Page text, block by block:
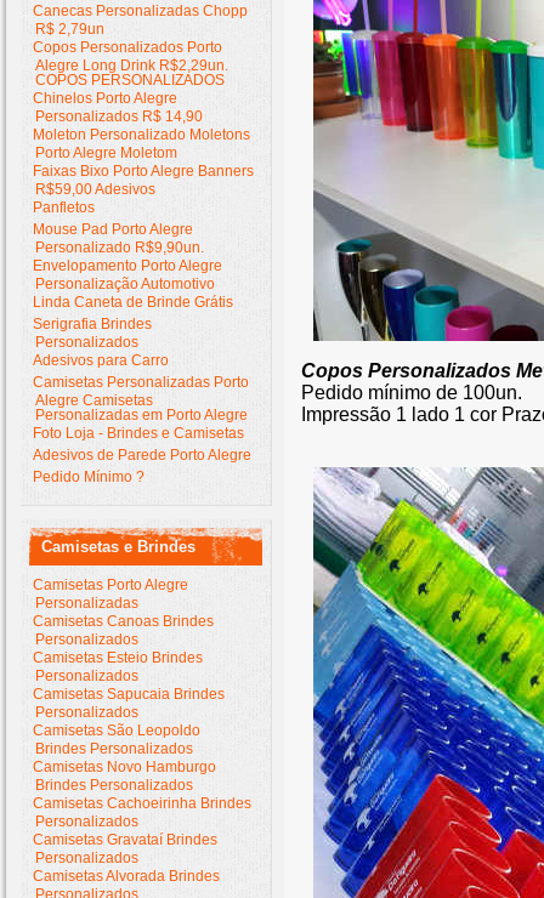
Canecas Personalizadas Chopp
R$ 2,79un
Copos Personalizados Porto
Alegre Long Drink R$2,29un.
COPOS PERSONALIZADOS
Chinelos Porto Alegre
Personalizados R$ 14,90
Moleton Personalizado Moletons
Porto Alegre Moletom
Faixas Bixo Porto Alegre Banners
R$59,00 Adesivos
Panfletos
Mouse Pad Porto Alegre
Personalizado R$9,90un.
Envelopamento Porto Alegre
Personalização Automotivo
Linda Caneta de Brinde Grátis
Serigrafia Brindes
Personalizados
Adesivos para Carro
Camisetas Personalizadas Porto
Alegre Camisetas
Personalizadas em Porto Alegre
Foto Loja - Brindes e Camisetas
Adesivos de Parede Porto Alegre
Pedido Mínimo ?
Camisetas e Brindes
Camisetas Porto Alegre
Personalizadas
Camisetas Canoas Brindes
Personalizados
Camisetas Esteio Brindes
Personalizados
Camisetas Sapucaia Brindes
Personalizados
Camisetas São Leopoldo
Brindes Personalizados
Camisetas Novo Hamburgo
Brindes Personalizados
Camisetas Cachoeirinha Brindes
Personalizados
Camisetas Gravataí Brindes
Personalizados
Camisetas Alvorada Brindes
Personalizados
Copos Personalizados
Pedido mínimo de 100un.
Impressão 1 lado 1 cor